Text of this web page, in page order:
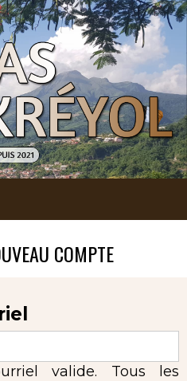
COMPTE
valide. Tous les